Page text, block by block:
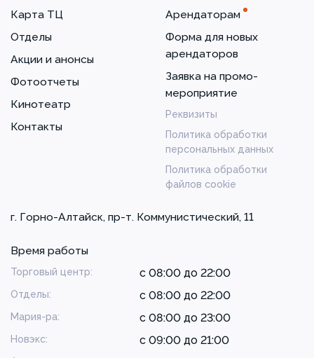
Карта ТЦ
Отделы
Акции и анонсы
Фотоотчеты
Кинотеатр
Контакты
Арендаторам
Форма для новых
арендаторов
Заявка на промо-
мероприятие
Реквизиты
Политика обработки
персональных данных
Политика обработки
файлов cookie
г. Горно-Алтайск, пр-т. Коммунистический, 11
Время работы
Торговый центр: с 08:00 до 22:00
Отделы: с 08:00 до 22:00
Мария-ра: с 08:00 до 23:00
Новэкс: с 09:00 до 21:00